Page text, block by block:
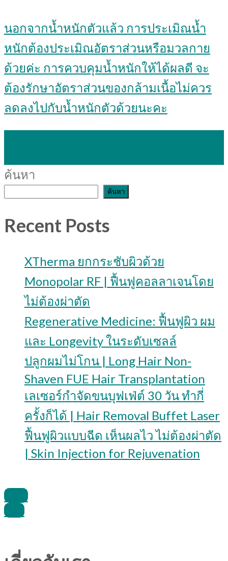
นอกจากน้ำหนักตัวแล้ว การประเมิณน้ำ
หนักต้องประเมิณอัตราส่วนหรือมวลกาย
ด้วยค่ะ การควบคุมน้ำหนักให้ได้ผลดี จะ
ต้องรักษาอัตราส่วนของกล้ามเนื้อไม่ควร
ลดลงไปกับน้ำหนักตัวด้วยนะคะ
ค้นหา
ค้นหา
Recent Posts
XTherma ยกกระชับผิวด้วย
Monopolar RF | ฟื้นฟูคอลลาเจนโดย
ไม่ต้องผ่าตัด
Regenerative Medicine: ฟื้นฟูผิว ผม
และ Longevity ในระดับเซลล์
ปลูกผมไม่โกน | Long Hair Non-
Shaven FUE Hair Transplantation
เลเซอร์กำจัดขนบุฟเฟ่ต์ 30 วัน ทำกี่
ครั้งก็ได้ | Hair Removal Buffet Laser
ฟื้นฟูผิวแบบฉีด เห็นผลไว ไม่ต้องผ่าตัด
| Skin Injection for Rejuvenation
Line
Call